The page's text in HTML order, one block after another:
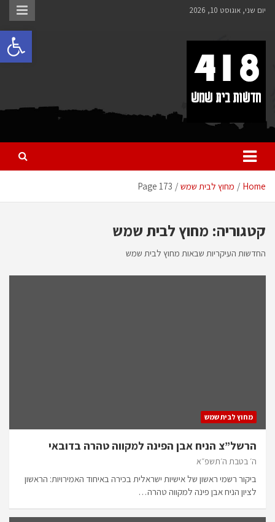
לתוכן
יום שני, אוגוסט 10, 2026
418 – חדשות בית שמש
כל מה שחדש ומעניין בבית שמש בכלל והחרדית בפרט
Home מחוץ לבית שמש Page 173
קטגוריה: מחוץ לבית שמש
החדשות העיקריות שבאות מחוץ לבית שמש
מחוץ לבית שמש
הרשל”צ הניח אבן הפינה למקווה טהרה בדובאי
ה׳ בטבת ה׳תשפ״א
ביקור רשמי ראשון של אישיות ישראלית בכירה באיחוד האמירויות: הראשון
לציון הניח אבן פינה למקווה טהרה…